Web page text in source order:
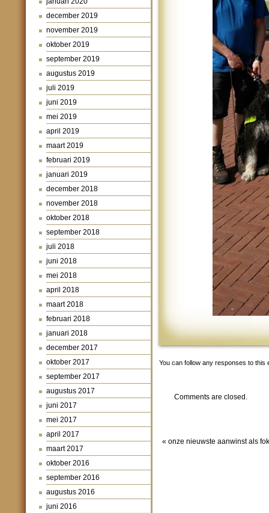
december 2019
november 2019
oktober 2019
september 2019
augustus 2019
juli 2019
juni 2019
mei 2019
april 2019
maart 2019
februari 2019
januari 2019
december 2018
november 2018
oktober 2018
september 2018
juli 2018
juni 2018
mei 2018
april 2018
maart 2018
februari 2018
januari 2018
december 2017
oktober 2017
september 2017
augustus 2017
juni 2017
mei 2017
april 2017
maart 2017
oktober 2016
september 2016
augustus 2016
juni 2016
You can follow any responses to this
Comments are closed.
« onze nieuwste aanwinst als